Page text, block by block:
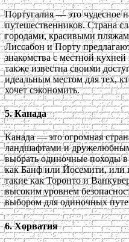
Португалия — это чудесное
путешественников. Страна
городами, красивыми
Лиссабон и Порту
знакомства с местной
также известна своими
идеальным местом для тех,
хочет сэкономить.
5. Канада
Канада — это огромная
ландшафтами и
выбрать одиночные походы
как Банф или Йосемити, или
такие как Торонто и
высоким уровнем
выбором для одиночных
6. Хорватия